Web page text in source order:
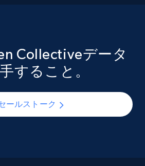
今すぐ購入
活用して財政スポンサーシップの
、異なるホストモデルが非法人
クティブの活動と成長をベンチ
豊富な公開データを生成してい
プラットフォームエコノミスト、
マネージャーは、構造化された
ーンを特定し、コレクティブの
追跡し、コミュニティ主導の取
Collectiveデータ
すること。
ールストーク